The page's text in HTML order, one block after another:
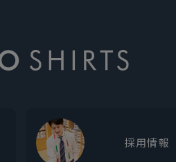
採用情報